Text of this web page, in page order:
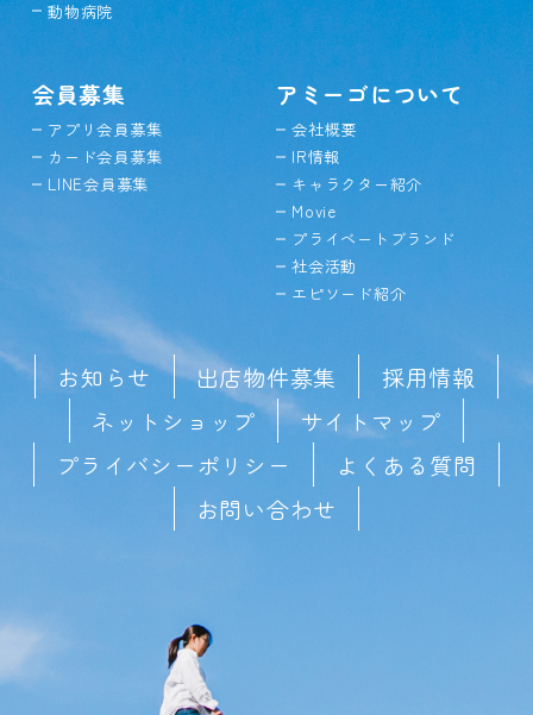
動物病院
会員募集
アプリ会員募集
カード会員募集
LINE会員募集
アミーゴについて
会社概要
IR情報
キャラクター紹介
Movie
プライベートブランド
社会活動
エピソード紹介
お知らせ 出店物件募集
採用情報
ネットショップ
サイトマップ
プライバシーポリシー
よくある質問
お問い合わせ